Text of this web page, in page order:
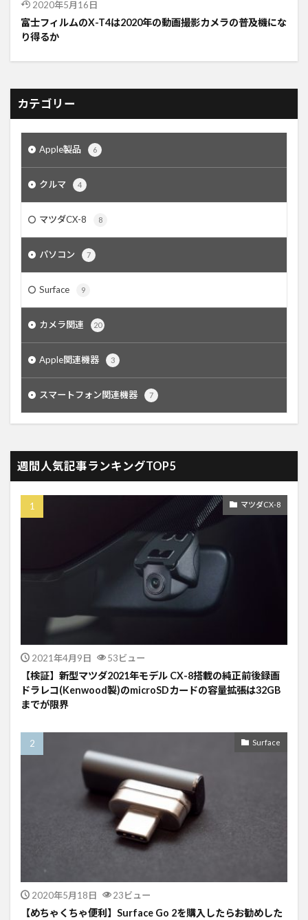
2020年5月16日
富士フィルムのX-T4は2020年の動画撮影カメラの普及機にな
り得るか
カテゴリー
Apple製品 6
クルマ 4
マツダCX-8 8
パソコン 7
Surface 9
カメラ関連 20
Apple関連機器 3
スマートフォン関連機器 7
週間人気記事ランキングTOP5
マツダCX-8
2021年4月9日 53ビュー
【検証】新型マツダ2021年モデル CX-8搭載の純正前後録画
ドラレコ(Kenwood製)のmicroSDカードの容量拡張は32GB
までが限界
Surface
2020年5月18日 23ビュー
【めちゃくちゃ便利】Surface Go 2を購入したらお勧めした